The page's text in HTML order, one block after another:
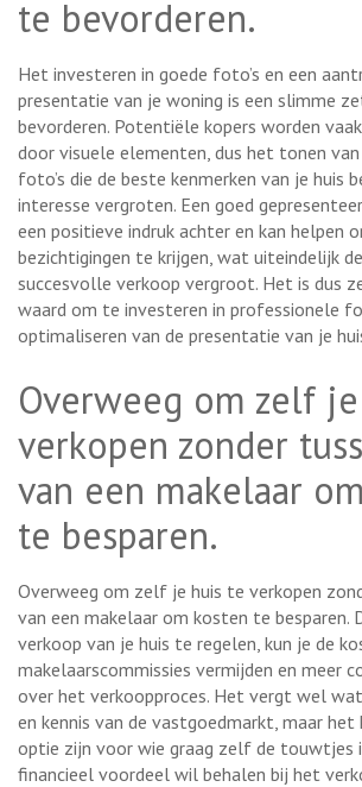
te bevorderen.
Het investeren in goede foto’s en een
presentatie van je woning is een slimme
bevorderen. Potentiële kopers worden
door visuele elementen, dus het tonen
foto’s die de beste kenmerken van je huis
interesse vergroten. Een goed
een positieve indruk achter en kan helpen
bezichtigingen te krijgen, wat uiteindelijk
succesvolle verkoop vergroot. Het is dus
waard om te investeren in professionele
optimaliseren van de presentatie van je
Overweeg om zelf
verkopen zonder
van een makelaar
te besparen.
Overweeg om zelf je huis te verkopen
van een makelaar om kosten te besparen.
verkoop van je huis te regelen, kun je de
makelaarscommissies vermijden en meer
over het verkoopproces. Het vergt wel
en kennis van de vastgoedmarkt, maar het
optie zijn voor wie graag zelf de touwtjes
financieel voordeel wil behalen bij het